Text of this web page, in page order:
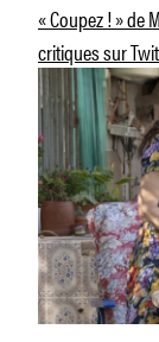
« Coupez ! » de
critiques sur